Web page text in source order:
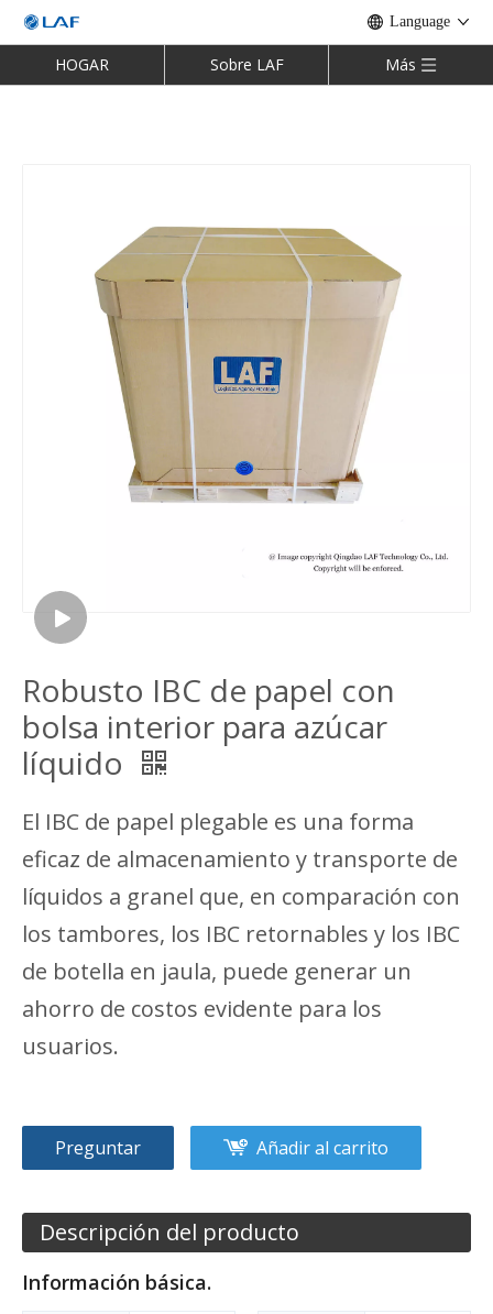
Language
HOGAR Sobre LAF Más
Robusto IBC de papel con
bolsa interior para azúcar
líquido
El IBC de papel plegable es una forma
eficaz de almacenamiento y transporte de
líquidos a granel que, en comparación con
los tambores, los IBC retornables y los IBC
de botella en jaula, puede generar un
ahorro de costos evidente para los
usuarios.
Preguntar Añadir al carrito
Descripción del producto
Información básica.